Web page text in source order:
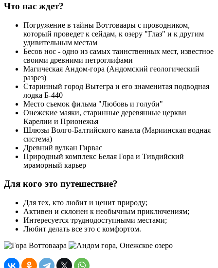
Что нас ждет?
Погружение в тайны Воттоваары с проводником,
который проведет к сейдам, к озеру "Глаз" и к другим
удивительным местам
Бесов нос - одно из самых таинственных мест, известное
своими древними петроглифами
Магическая Андом-гора (Андомский геологический
разрез)
Старинный город Вытегра и его знаменитая подводная
лодка Б-440
Место съемок фильма "Любовь и голуби"
Онежские маяки, старинные деревянные церкви
Карелии и Прионежья
Шлюзы Волго-Балтийского канала (Мариинская водная
система)
Древний вулкан Гирвас
Природный комплекс Белая Гора и Тивдийский
мраморный карьер
Для кого это путешествие?
Для тех, кто любит и ценит природу;
Активен и склонен к необычным приключениям;
Интересуется труднодоступными местами;
Любит делать все это с комфортом.